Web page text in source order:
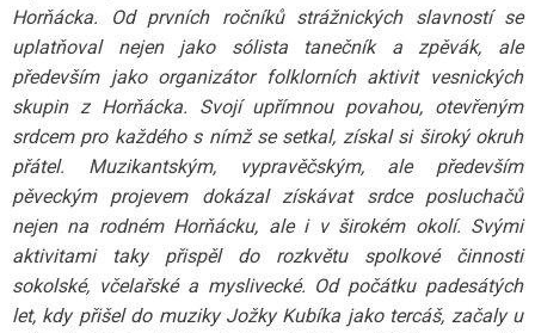
Horňácka. Od prvních ročníků strážnických slavností se
uplatňoval nejen jako sólista tanečník a zpěvák, ale
především jako organizátor folklorních aktivit vesnických
skupin z Horňácka. Svojí upřímnou povahou, otevřeným
srdcem pro každého s nímž se setkal, získal si široký okruh
přátel. Muzikantským, vypravěčským, ale především
pěveckým projevem dokázal získávat srdce posluchačů
nejen na rodném Horňácku, ale i v širokém okolí. Svými
aktivitami taky přispěl do rozkvětu spolkové činnosti
sokolské, včelařské a myslivecké. Od počátku padesátých
let, kdy přišel do muziky Jožky Kubíka jako tercáš, začaly u